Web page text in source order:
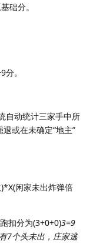
础分。
。
动统计三家手中所
或在未确定“地主”
闲家未出炸弹倍
扣分为(3+0+0)3=9
7个头未出，庄家逃